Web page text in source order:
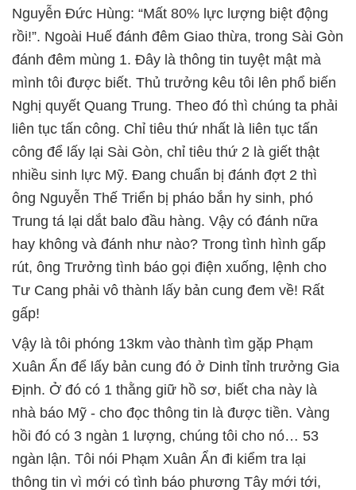
Nguyễn Đức Hùng: “Mất 80% lực lượng biệt động
rồi!”. Ngoài Huế đánh đêm Giao thừa, trong Sài Gòn
đánh đêm mùng 1. Đây là thông tin tuyệt mật mà
mình tôi được biết. Thủ trưởng kêu tôi lên phổ biến
Nghị quyết Quang Trung. Theo đó thì chúng ta phải
liên tục tấn công. Chỉ tiêu thứ nhất là liên tục tấn
công để lấy lại Sài Gòn, chỉ tiêu thứ 2 là giết thật
nhiều sinh lực Mỹ. Đang chuẩn bị đánh đợt 2 thì
ông Nguyễn Thế Triển bị pháo bắn hy sinh, phó
Trung tá lại dắt balo đầu hàng. Vậy có đánh nữa
hay không và đánh như nào? Trong tình hình gấp
rút, ông Trưởng tình báo gọi điện xuống, lệnh cho
Tư Cang phải vô thành lấy bản cung đem về! Rất
gấp!
Vậy là tôi phóng 13km vào thành tìm gặp Phạm
Xuân Ẩn để lấy bản cung đó ở Dinh tỉnh trưởng Gia
Định. Ở đó có 1 thằng giữ hồ sơ, biết cha này là
nhà báo Mỹ - cho đọc thông tin là được tiền. Vàng
hồi đó có 3 ngàn 1 lượng, chúng tôi cho nó… 53
ngàn lận. Tôi nói Phạm Xuân Ẩn đi kiểm tra lại
thông tin vì mới có tình báo phương Tây mới tới,